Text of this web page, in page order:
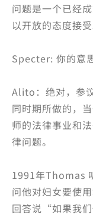
问题是一个已经
以开放的态度接受
Specter: 你的意
Alito：绝对，参
同时期所做的，
师的法律事业和
律问题。
1991年Thomas
问他对妇女要使
回答说“如果我